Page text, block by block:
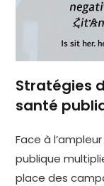
Stratégies
santé
Face à
publique
place des